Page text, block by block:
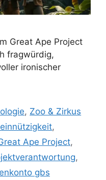
Great Ape Project
fragwürdig,
ironischer
, Zoo & Zirkus
,
Ape Project,
,
gbs